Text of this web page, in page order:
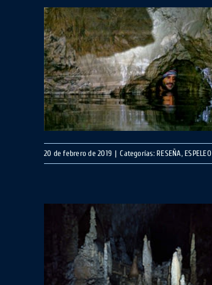
20 de febrero de 2019 | Categorías: RESEÑA, ESPELEO